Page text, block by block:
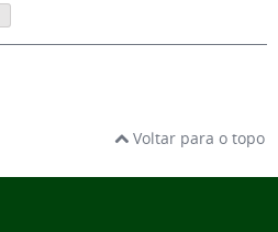
Voltar para o topo